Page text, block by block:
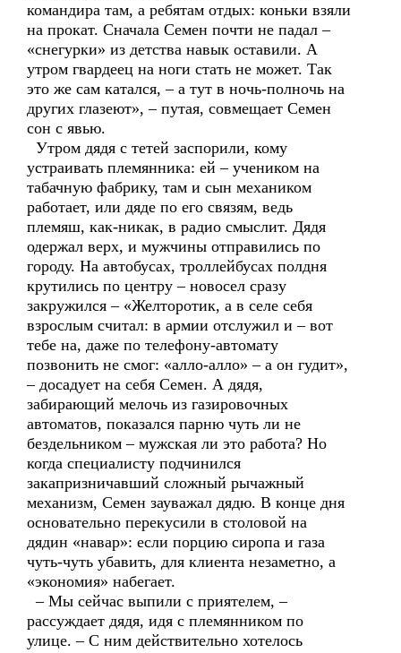
командира там, а ребятам отдых: коньки взяли
на прокат. Сначала Семен почти не падал –
«снегурки» из детства навык оставили. А
утром гвардеец на ноги стать не может. Так
это же сам катался, – а тут в ночь-полночь на
других глазеют», – путая, совмещает Семен
сон с явью.
Утром дядя с тетей заспорили, кому
устраивать племянника: ей – учеником на
табачную фабрику, там и сын механиком
работает, или дяде по его связям, ведь
племяш, как-никак, в радио смыслит. Дядя
одержал верх, и мужчины отправились по
городу. На автобусах, троллейбусах полдня
крутились по центру – новосел сразу
закружился – «Желторотик, а в селе себя
взрослым считал: в армии отслужил и – вот
тебе на, даже по телефону-автомату
позвонить не смог: «алло-алло» – а он гудит»,
– досадует на себя Семен. А дядя,
забирающий мелочь из газировочных
автоматов, показался парню чуть ли не
бездельником – мужская ли это работа? Но
когда специалисту подчинился
закапризничавший сложный рычажный
механизм, Семен зауважал дядю. В конце дня
основательно перекусили в столовой на
дядин «навар»: если порцию сиропа и газа
чуть-чуть убавить, для клиента незаметно, а
«экономия» набегает.
– Мы сейчас выпили с приятелем, –
рассуждает дядя, идя с племянником по
улице. – С ним действительно хотелось